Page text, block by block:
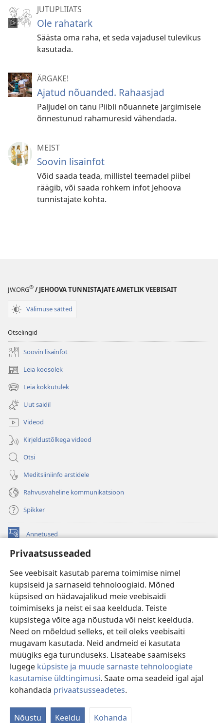
Privaatsusseaded
See veebisait kasutab parema toimimise nimel
küpsiseid ja sarnaseid tehnoloogiaid. Mõned
küpsised on hädavajalikud meie veebisaidi
toimimiseks ja neist ei saa keelduda. Teiste
küpsistega võite aga nõustuda või neist keelduda.
Need on mõeldud selleks, et teil oleks veebisaiti
mugavam kasutada. Neid andmeid ei kasutata
müügiks ega turunduseks. Lisateabe saamiseks
lugege küpsiste ja muude sarnaste tehnoloogiate
kasutamise üldtingimusi. Saate oma seadeid igal ajal
kohandada privaatsusseadetes.
Nõustu Keeldu Kohanda
JUTUPLIIATS
Ole rahatark
Säästa oma raha, et seda vajadusel tulevikus
kasutada.
ÄRGAKE!
Ajatud nõuanded. Rahaasjad
Paljudel on tänu Piibli nõuannete järgimisele
õnnestunud rahamuresid vähendada.
MEIST
Soovin lisainfot
Võid saada teada, millistel teemadel piibel
räägib, või saada rohkem infot Jehoova
tunnistajate kohta.
JW.ORG® / JEHOOVA TUNNISTAJATE AMETLIK VEEBISAIT
Välimuse sätted
Otselingid
Soovin lisainfot
Leia koosolek
(avab
uue
akna)
Leia kokkutulek
(avab
uue
akna)
Uut saidil
Videod
Kirjeldustõlkega videod
Otsi
Meditsiiniinfo arstidele
Rahvusvaheline kommunikatsioon
Spikker
Annetused
(avab
akna)
uue
akna) JW Hub
(avab
uue
akna) JW Library
Watchtower Library
Copyright© 2026 Watch Tower Bible and Tract Society of Pennsylvania.
KASUTUSTINGIMUSED|ANDMEKAITSETINGIMUSED
PRIVAATSUSSEADED